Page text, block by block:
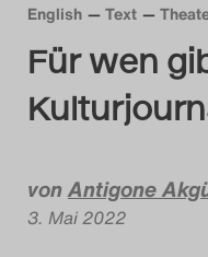
Das
English Text
Für wen
vonAntigone
3. Mai 2022